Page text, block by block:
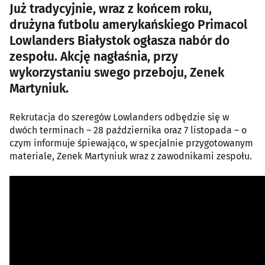
Już tradycyjnie, wraz z końcem roku,
drużyna futbolu amerykańskiego Primacol
Lowlanders Białystok ogłasza nabór do
zespołu. Akcję nagłaśnia, przy
wykorzystaniu swego przeboju, Zenek
Martyniuk.
Rekrutacja do szeregów Lowlanders odbędzie się w
dwóch terminach – 28 października oraz 7 listopada – o
czym informuje śpiewająco, w specjalnie przygotowanym
materiale, Zenek Martyniuk wraz z zawodnikami zespołu.